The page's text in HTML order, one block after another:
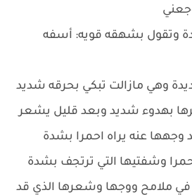
وتقول بشهقه قويه: أسفه
وهي مازالت تبكي بحرقه شديد
بهدوء شديد وبعد قليل يشعر
وجهها عنه يراه احمرا بشدة
وشفتيها التي ترتجف بشدة
ملامح ووجها وشعرها الذي قد